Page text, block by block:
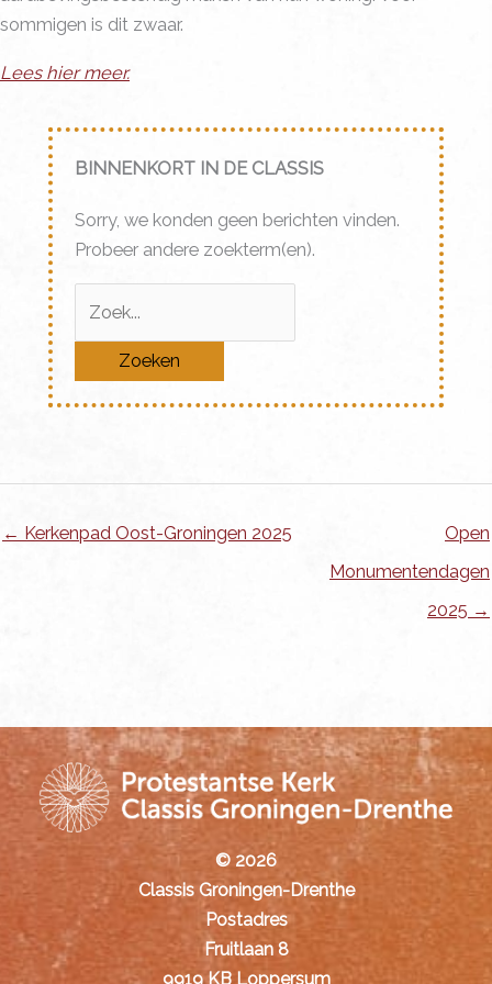
sommigen is dit zwaar.
Lees hier meer.
BINNENKORT IN DE CLASSIS
Sorry, we konden geen berichten vinden.
Probeer andere zoekterm(en).
← Kerkenpad Oost-Groningen 2025
Open
Monumentendagen
2025 →
© 2026
Classis Groningen-Drenthe
Postadres
Fruitlaan 8
9919 KB Loppersum